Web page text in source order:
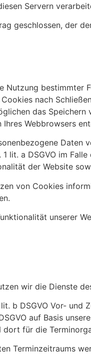
Servern
geschlossen, der
nach
das
Webbrowsers
lit. a DSGVO im
der Website
von Cookies
unserer
wir die Dienste
b DSGVO Vor-
auf Basis
für die
Terminzeitraums